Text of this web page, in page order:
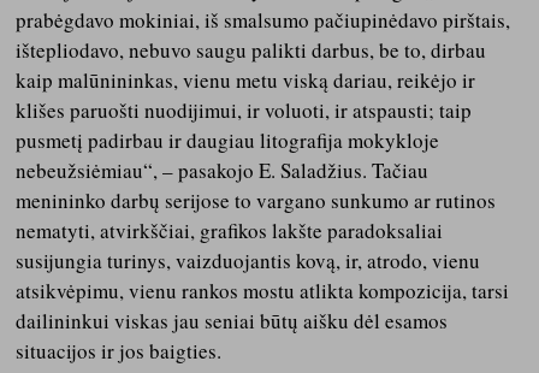
prabėgdavo mokiniai, iš smalsumo pačiupinėdavo pirštais,
ištepliodavo, nebuvo saugu palikti darbus, be to, dirbau
kaip malūnininkas, vienu metu viską dariau, reikėjo ir
klišes paruošti nuodijimui, ir voluoti, ir atspausti; taip
pusmetį padirbau ir daugiau litografija mokykloje
nebeužsiėmiau“, – pasakojo E. Saladžius. Tačiau
menininko darbų serijose to vargano sunkumo ar rutinos
nematyti, atvirkščiai, grafikos lakšte paradoksaliai
susijungia turinys, vaizduojantis kovą, ir, atrodo, vienu
atsikvėpimu, vienu rankos mostu atlikta kompozicija, tarsi
dailininkui viskas jau seniai būtų aišku dėl esamos
situacijos ir jos baigties.